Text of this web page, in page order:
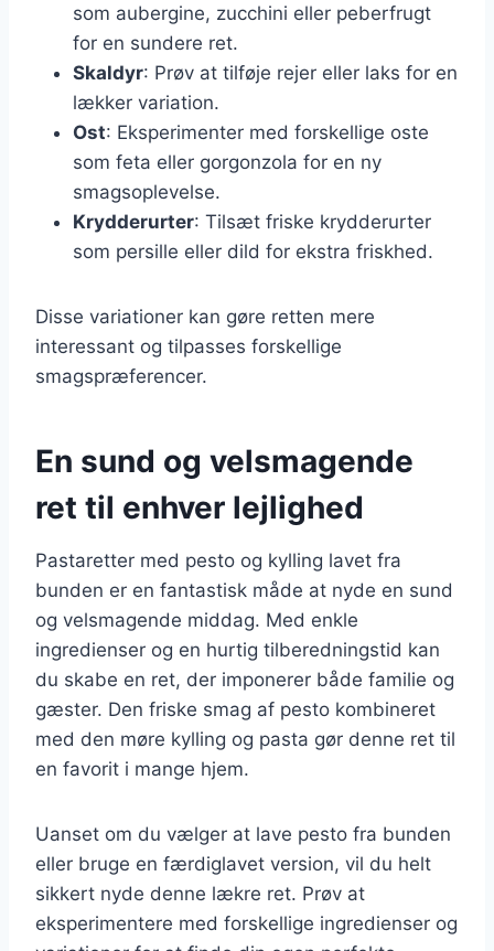
som aubergine, zucchini eller peberfrugt
for en sundere ret.
Skaldyr: Prøv at tilføje rejer eller laks for en
lækker variation.
Ost: Eksperimenter med forskellige oste
som feta eller gorgonzola for en ny
smagsoplevelse.
Krydderurter: Tilsæt friske krydderurter
som persille eller dild for ekstra friskhed.
Disse variationer kan gøre retten mere
interessant og tilpasses forskellige
smagspræferencer.
En sund og velsmagende
ret til enhver lejlighed
Pastaretter med pesto og kylling lavet fra
bunden er en fantastisk måde at nyde en sund
og velsmagende middag. Med enkle
ingredienser og en hurtig tilberedningstid kan
du skabe en ret, der imponerer både familie og
gæster. Den friske smag af pesto kombineret
med den møre kylling og pasta gør denne ret til
en favorit i mange hjem.
Uanset om du vælger at lave pesto fra bunden
eller bruge en færdiglavet version, vil du helt
sikkert nyde denne lækre ret. Prøv at
eksperimentere med forskellige ingredienser og